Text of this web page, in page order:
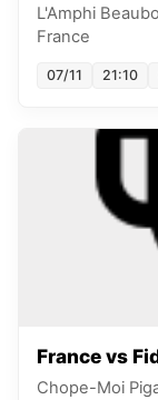
L'Amphi
France
07/11 21:10
France vs
Chope-Moi